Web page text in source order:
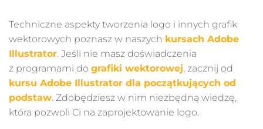
Techniczne aspekty tworzenia logo i innych grafik
wektorowych poznasz w naszych kursach Adobe
Illustrator. Jeśli nie masz doświadczenia
z programami do grafiki wektorowej, zacznij od
kursu Adobe Illustrator dla początkujących od
podstaw. Zdobędziesz w nim niezbędną wiedzę,
która pozwoli Ci na zaprojektowanie logo.